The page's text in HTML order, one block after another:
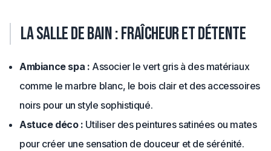
La salle de bain : fraîcheur et détente
Ambiance spa : Associer le vert gris à des matériaux
comme le marbre blanc, le bois clair et des accessoires
noirs pour un style sophistiqué.
Astuce déco : Utiliser des peintures satinées ou mates
pour créer une sensation de douceur et de sérénité.